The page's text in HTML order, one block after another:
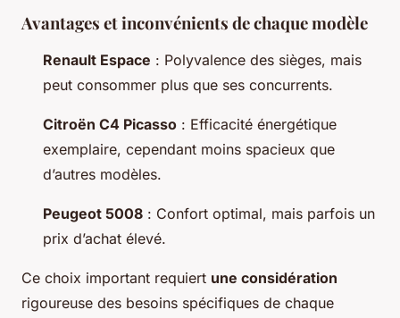
Avantages et inconvénients de chaque modèle
Renault Espace : Polyvalence des sièges, mais
peut consommer plus que ses concurrents.
Citroën C4 Picasso : Efficacité énergétique
exemplaire, cependant moins spacieux que
d’autres modèles.
Peugeot 5008 : Confort optimal, mais parfois un
prix d’achat élevé.
Ce choix important requiert une considération
rigoureuse des besoins spécifiques de chaque